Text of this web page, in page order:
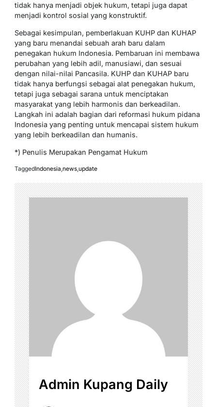
tidak hanya menjadi objek hukum, tetapi juga dapat
menjadi kontrol sosial yang konstruktif.
Sebagai kesimpulan, pemberlakuan KUHP dan KUHAP
yang baru menandai sebuah arah baru dalam
penegakan hukum Indonesia. Pembaruan ini membawa
perubahan yang lebih adil, manusiawi, dan sesuai
dengan nilai-nilai Pancasila. KUHP dan KUHAP baru
tidak hanya berfungsi sebagai alat penegakan hukum,
tetapi juga sebagai sarana untuk menciptakan
masyarakat yang lebih harmonis dan berkeadilan.
Langkah ini adalah bagian dari reformasi hukum pidana
Indonesia yang penting untuk mencapai sistem hukum
yang lebih berkeadilan dan humanis.
*) Penulis Merupakan Pengamat Hukum
TaggedIndonesia news update
Admin Kupang Daily